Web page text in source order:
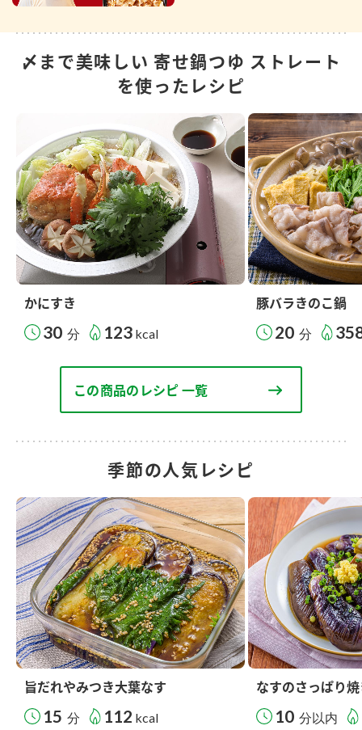
〆まで美味しい 寄せ鍋つゆ ストレート
を使ったレシピ
かにすき
30 分 123 kcal
豚バラきのこ鍋
20 分
この商品のレシピ 一覧
季節の人気レシピ
旨だれやみつき大葉なす
15 分 112 kcal
なすのさっぱり
10 分以内